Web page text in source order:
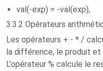
val(-exp) = -val(exp),
3.3.2 Opérateurs
Les opérateurs + - * /
la différence, le produit et
L'opérateur % calcule le